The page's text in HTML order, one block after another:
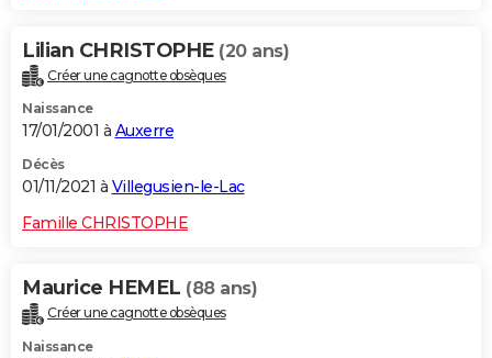
Lilian CHRISTOPHE (20 ans)
Créer une cagnotte obsèques
Naissance
17/01/2001 à Auxerre
Décès
01/11/2021 à Villegusien-le-Lac
Famille CHRISTOPHE
Maurice HEMEL (88 ans)
Créer une cagnotte obsèques
Naissance